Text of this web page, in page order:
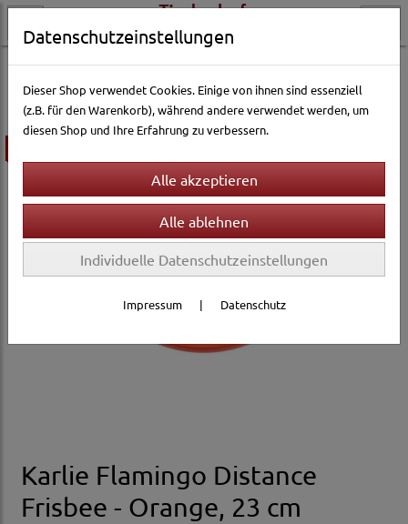
Hundewelt Hundespielzeug & Sport Hundewurfspielzeug
Karlie Flamingo Distance
Frisbee - Orange, 23 cm
Datenschutzeinstellungen
Dieser Shop verwendet Cookies. Einige von ihnen sind essenziell
(z.B. für den Warenkorb), während andere verwendet werden, um
diesen Shop und Ihre Erfahrung zu verbessern.
Individuelle Datenschutzeinstellungen
Impressum | Datenschutz